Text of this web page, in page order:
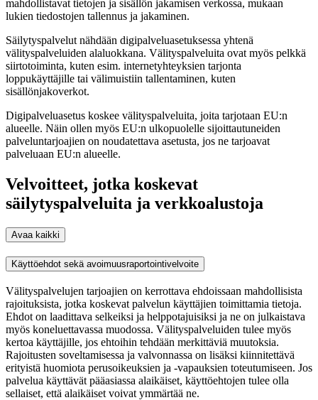
mahdollistavat tietojen ja sisällön jakamisen verkossa, mukaan
lukien tiedostojen tallennus ja jakaminen.
Säilytyspalvelut nähdään digipalveluasetuksessa yhtenä
välityspalveluiden alaluokkana. Välityspalveluita ovat myös pelkkä
siirtotoiminta, kuten esim. internetyhteyksien tarjonta
loppukäyttäjille tai välimuistiin tallentaminen, kuten
sisällönjakoverkot.
Digipalveluasetus koskee välityspalveluita, joita tarjotaan EU:n
alueelle. Näin ollen myös EU:n ulkopuolelle sijoittautuneiden
palveluntarjoajien on noudatettava asetusta, jos ne tarjoavat
palveluaan EU:n alueelle.
Velvoitteet, jotka koskevat
säilytyspalveluita ja verkkoalustoja
Avaa kaikki
Käyttöehdot sekä avoimuusraportointivelvoite
Välityspalvelujen tarjoajien on kerrottava ehdoissaan mahdollisista
rajoituksista, jotka koskevat palvelun käyttäjien toimittamia tietoja.
Ehdot on laadittava selkeiksi ja helppotajuisiksi ja ne on julkaistava
myös koneluettavassa muodossa. Välityspalveluiden tulee myös
kertoa käyttäjille, jos ehtoihin tehdään merkittäviä muutoksia.
Rajoitusten soveltamisessa ja valvonnassa on lisäksi kiinnitettävä
erityistä huomiota perusoikeuksien ja -vapauksien toteutumiseen. Jos
palvelua käyttävät pääasiassa alaikäiset, käyttöehtojen tulee olla
sellaiset, että alaikäiset voivat ymmärtää ne.